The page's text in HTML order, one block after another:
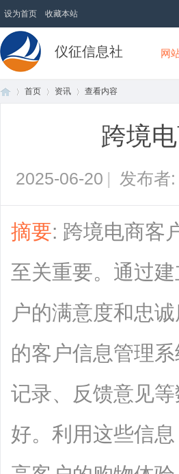
设为首页 收藏本站
仪征信息社 网
首页 资讯 查看内容
跨境
2025-06-20 | 发布者
摘要: 跨境电商客
至关重要。通过
户的满意度和忠
的客户信息管理
记录、反馈意见
好。利用这些信